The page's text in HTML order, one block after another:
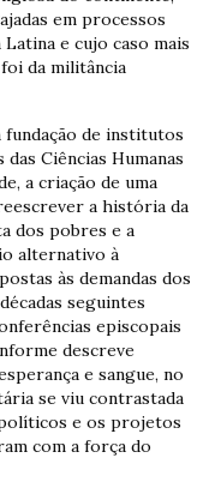
em processos
e cujo caso mais
da militância
fundação de institutos
Ciências Humanas
a criação de uma
a história da
dos pobres e a
alternativo à
às demandas dos
seguintes
episcopais
descreve
e sangue, no
se viu contrastada
e os projetos
com a força do